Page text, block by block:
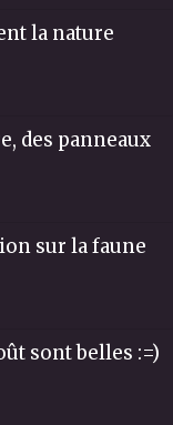
la nature
des panneaux
sur la faune
sont belles :=)